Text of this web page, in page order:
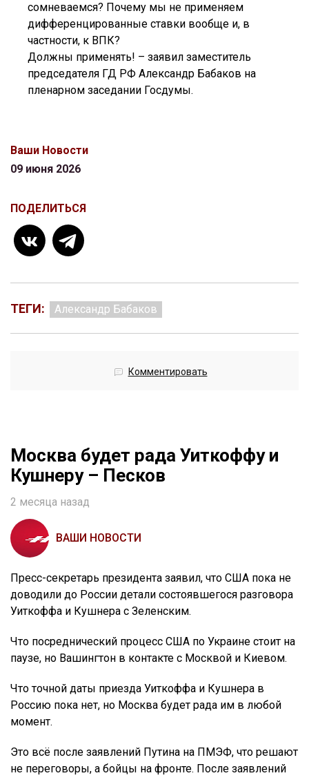
сомневаемся? Почему мы не применяем
дифференцированные ставки вообще и, в
частности, к ВПК?
Должны применять! – заявил заместитель
председателя ГД РФ Александр Бабаков на
пленарном заседании Госдумы.
Ваши Новости
09 июня 2026
ПОДЕЛИТЬСЯ
ТЕГИ: Александр Бабаков
Комментировать
Москва будет рада Уиткоффу и
Кушнеру – Песков
2 месяца назад
ВАШИ НОВОСТИ
Пресс-секретарь президента заявил, что США пока не
доводили до России детали состоявшегося разговора
Уиткоффа и Кушнера с Зеленским.
Что посреднический процесс США по Украине стоит на
паузе, но Вашингтон в контакте с Москвой и Киевом.
Что точной даты приезда Уиткоффа и Кушнера в
Россию пока нет, но Москва будет рада им в любой
момент.
Это всё после заявлений Путина на ПМЭФ, что решают
не переговоры, а бойцы на фронте. После заявлений